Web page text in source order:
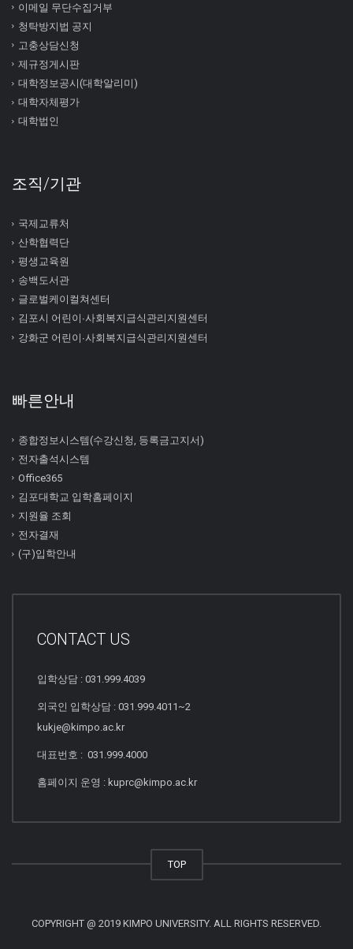
이메일 무단수집거부
청탁방지법 공지
고충상담신청
제규정게시판
대학정보공시(대학알리미)
대학자체평가
대학법인
조직/기관
국제교류처
산학협력단
평생교육원
송백도서관
글로벌케이컬쳐센터
김포시 어린이∙사회복지급식관리지원센터
강화군 어린이∙사회복지급식관리지원센터
빠른안내
종합정보시스템(수강신청, 등록금고지서)
전자출석시스템
Office365
김포대학교 입학홈페이지
지원율 조회
전자결재
(구)입학안내
CONTACT US
입학상담 : 031.999.4039
외국인 입학상담 : 031.999.4011~2
kukje@kimpo.ac.kr
대표번호 : 031.999.4000
홈페이지 운영 : kuprc@kimpo.ac.kr
TOP
COPYRIGHT @ 2019 KIMPO UNIVERSITY. ALL RIGHTS RESERVED.